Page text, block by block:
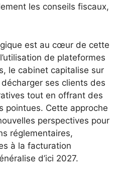
les conseils fiscaux,
est au cœur de cette
de plateformes
le cabinet capitalise sur
ses clients des
tout en offrant des
pointues. Cette approche
perspectives pour
réglementaires,
à la facturation
d’ici 2027.